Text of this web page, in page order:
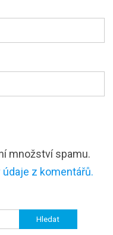
množství spamu.
z komentářů.